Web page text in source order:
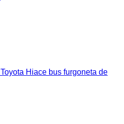
Toyota Hiace bus furgoneta de